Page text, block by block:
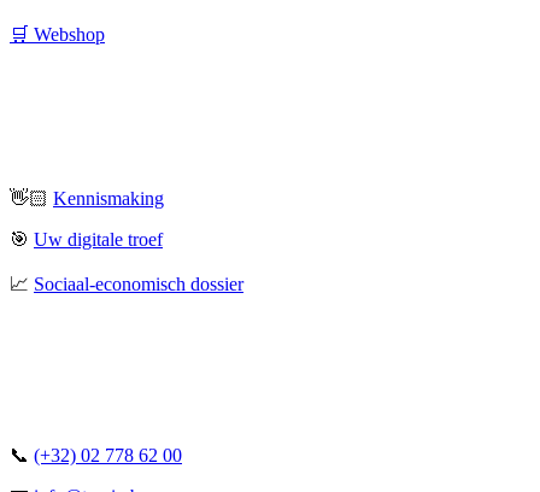
🛒 Webshop
👋🏻 Kennismaking
🎯 Uw digitale troef
📈 Sociaal-economisch dossier
📞 (+32) 02 778 62 00